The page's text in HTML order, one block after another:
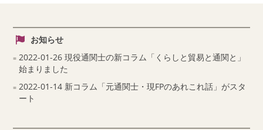
お知らせ
2022-01-26 現役通関士の新コラム「くらしと貿易と通関と」
始まりました
2022-01-14 新コラム「元通関士・現FPのあれこれ話」がスタ
ート